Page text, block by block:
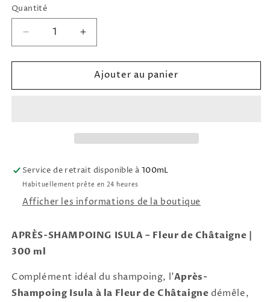
Quantité
Réduire
la
quantité
Après-
Augmenter
la
quantité
Après-
Ajouter au panier
Service de retrait disponible à 100mL
Habituellement prête en 24 heures
Afficher les informations de la boutique
APRÈS-SHAMPOING ISULA – Fleur de Châtaigne |
300 ml
Complément idéal du shampoing, l’Après-
Shampoing Isula à la Fleur de Châtaigne démêle,